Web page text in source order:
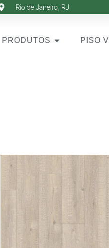
Rio de Janeiro, RJ
PRODUTOS PISO